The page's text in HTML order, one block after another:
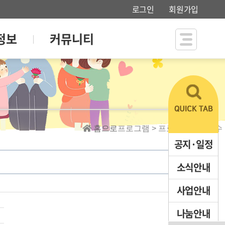
로그인 회원가입
보 커뮤니티
홈으로프로그램 > 프로그램신청접수
공지·일정
소식안내
사업안내
나눔안내